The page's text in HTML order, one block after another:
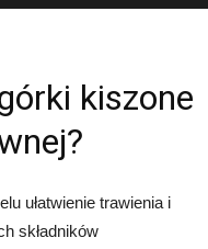
kiszone
ułatwienie trawienia i
składników